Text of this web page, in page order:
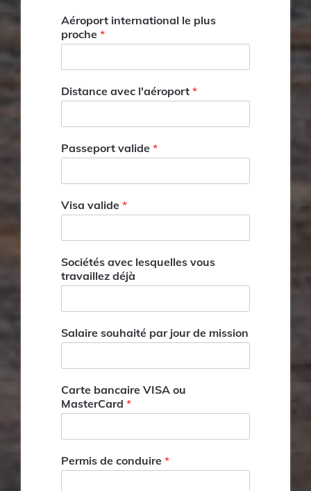
Aéroport international le plus
proche *
Distance avec l'aéroport *
Passeport valide *
Visa valide *
Sociétés avec lesquelles vous
travaillez déjà
Salaire souhaité par jour de mission
Carte bancaire VISA ou
MasterCard *
Permis de conduire *